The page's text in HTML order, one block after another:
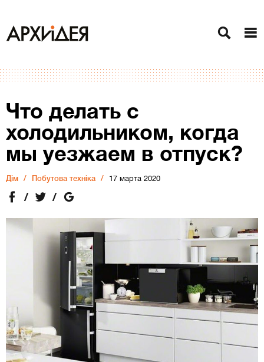
Что делать с
холодильником, когда
мы уезжаем в отпуск?
Дiм Побутова техніка 17 марта 2020